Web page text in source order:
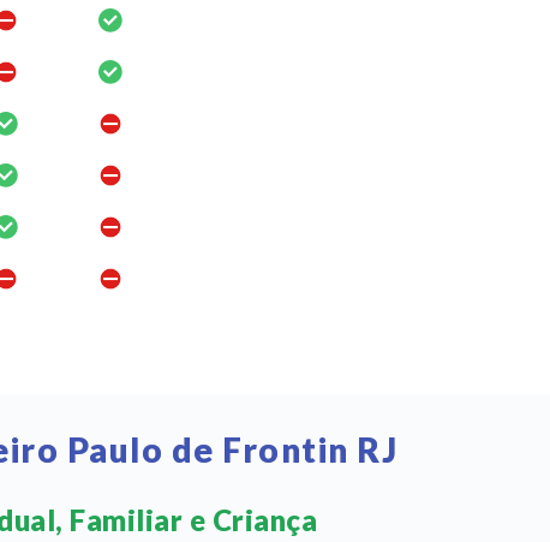
Paulo de Frontin RJ
Familiar e Criança​